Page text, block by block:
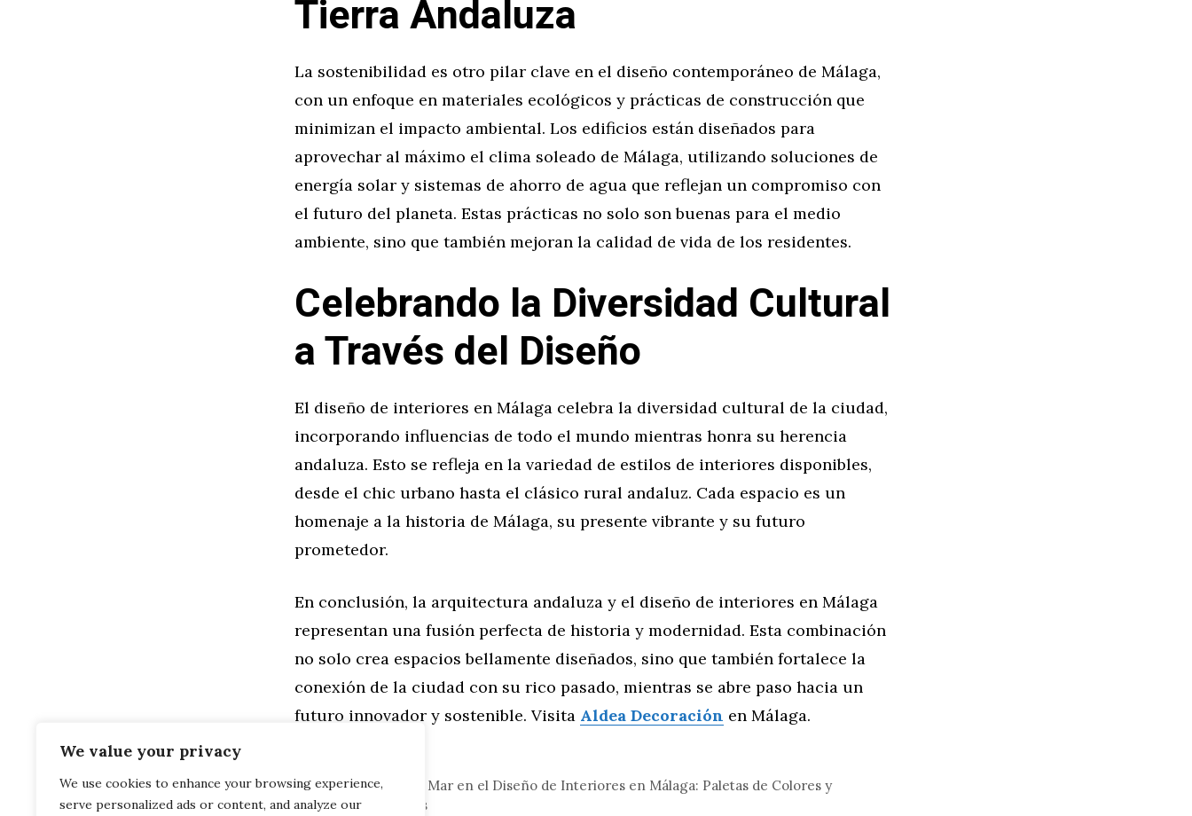
We value your privacy
We use cookies to enhance your browsing experience,
serve personalized ads or content, and analyze our
Tierra Andaluza
La sostenibilidad es otro pilar clave en el diseño contemporáneo de Málaga,
con un enfoque en materiales ecológicos y prácticas de construcción que
minimizan el impacto ambiental. Los edificios están diseñados para
aprovechar al máximo el clima soleado de Málaga, utilizando soluciones de
energía solar y sistemas de ahorro de agua que reflejan un compromiso con
el futuro del planeta. Estas prácticas no solo son buenas para el medio
ambiente, sino que también mejoran la calidad de vida de los residentes.
Celebrando la Diversidad Cultural
a Través del Diseño
El diseño de interiores en Málaga celebra la diversidad cultural de la ciudad,
incorporando influencias de todo el mundo mientras honra su herencia
andaluza. Esto se refleja en la variedad de estilos de interiores disponibles,
desde el chic urbano hasta el clásico rural andaluz. Cada espacio es un
homenaje a la historia de Málaga, su presente vibrante y su futuro
prometedor.
En conclusión, la arquitectura andaluza y el diseño de interiores en Málaga
representan una fusión perfecta de historia y modernidad. Esta combinación
no solo crea espacios bellamente diseñados, sino que también fortalece la
conexión de la ciudad con su rico pasado, mientras se abre paso hacia un
futuro innovador y sostenible. Visita Aldea Decoración en Málaga.
La Influencia del Mar en el Diseño de Interiores en Málaga: Paletas de Colores y
Materiales Naturales